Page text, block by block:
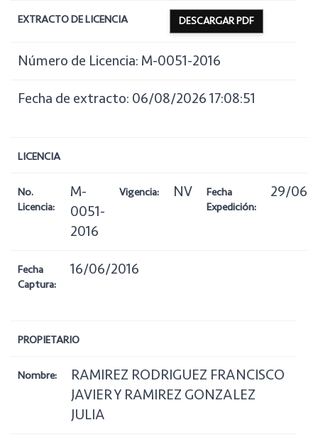
EXTRACTO DE LICENCIA DESCARGAR PDF
Número de Licencia: M-0051-2016
Fecha de extracto: 06/08/2026 17:08:51
LICENCIA
No.
Licencia:
M-
0051-
2016
Vigencia: NV
Fecha
Expedición:
29/06/
Fecha
Captura:
16/06/2016
PROPIETARIO
Nombre:
RAMIREZ RODRIGUEZ FRANCISCO
JAVIER Y RAMIREZ GONZALEZ
JULIA